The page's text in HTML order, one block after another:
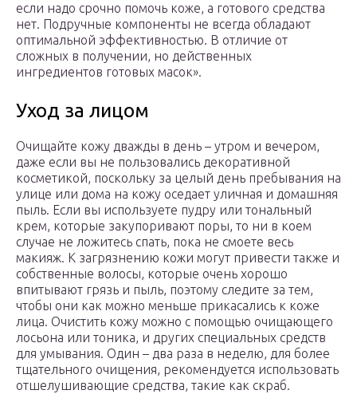
если надо срочно помочь коже, а готового средства
нет. Подручные компоненты не всегда обладают
оптимальной эффективностью. В отличие от
сложных в получении, но действенных
ингредиентов готовых масок».
Уход за лицом
Очищайте кожу дважды в день – утром и вечером,
даже если вы не пользовались декоративной
косметикой, поскольку за целый день пребывания на
улице или дома на кожу оседает уличная и домашняя
пыль. Если вы используете пудру или тональный
крем, которые закупоривают поры, то ни в коем
случае не ложитесь спать, пока не смоете весь
макияж. К загрязнению кожи могут привести также и
собственные волосы, которые очень хорошо
впитывают грязь и пыль, поэтому следите за тем,
чтобы они как можно меньше прикасались к коже
лица. Очистить кожу можно с помощью очищающего
лосьона или тоника, и других специальных средств
для умывания. Один – два раза в неделю, для более
тщательного очищения, рекомендуется использовать
отшелушивающие средства, такие как скраб.